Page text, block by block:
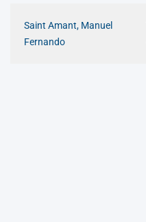
Saint Amant, Manuel
Fernando